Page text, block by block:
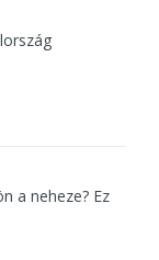
a neheze? Ez